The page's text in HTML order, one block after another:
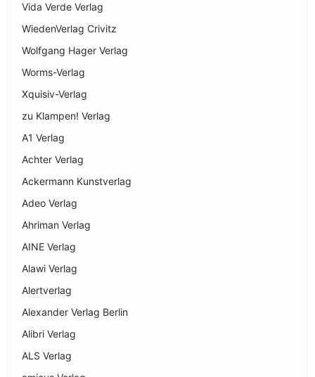
Vida Verde Verlag
WiedenVerlag Crivitz
Wolfgang Hager Verlag
Worms-Verlag
Xquisiv-Verlag
zu Klampen! Verlag
A1 Verlag
Achter Verlag
Ackermann Kunstverlag
Adeo Verlag
Ahriman Verlag
AINE Verlag
Alawi Verlag
Alertverlag
Alexander Verlag Berlin
Alibri Verlag
ALS Verlag